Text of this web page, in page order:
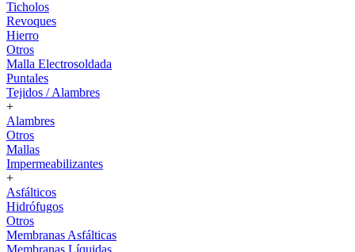
Ticholos
Revoques
Hierro
Otros
Malla Electrosoldada
Puntales
Tejidos / Alambres
+
Alambres
Otros
Mallas
Impermeabilizantes
+
Asfálticos
Hidrófugos
Otros
Membranas Asfálticas
Membranas Líquidas